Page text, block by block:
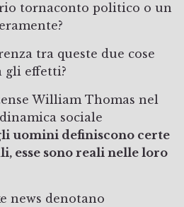
tornaconto politico o un
tra queste due cose
gli effetti?
William Thomas nel
sociale
uomini definiscono certe
esse sono reali nelle loro
news denotano